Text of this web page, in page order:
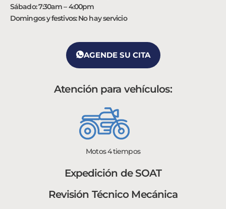
Sábado: 7:30am – 4:00pm
Domingos y festivos: No hay servicio
AGENDE SU CITA
Atención para vehículos:
Motos 4 tiempos
Expedición de SOAT
Revisión Técnico Mecánica